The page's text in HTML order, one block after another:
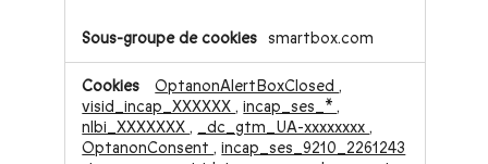
smartbox.com
OptanonAlertBoxClosed,
visid_incap_XXXXXX,incap_ses_*,
nlbi_XXXXXXX, _dc_gtm_UA-xxxxxxxx,
OptanonConsent,incap_ses_9210_2261243